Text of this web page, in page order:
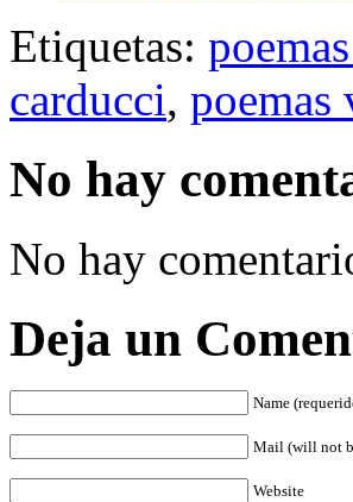
Etiquetas:
carducci, poemas
No hay
No hay
Deja un
Name
Mail (will not
Website